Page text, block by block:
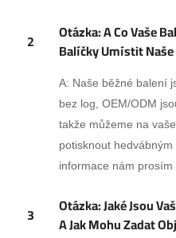
2
Otázka: A Co Vaše
Balíčky Umístit
A: Naše běžné balení
bez log, OEM/ODM
takže můžeme na
potisknout
informace nám
3
Otázka: Jaké Jsou
A Jak Mohu Zadat